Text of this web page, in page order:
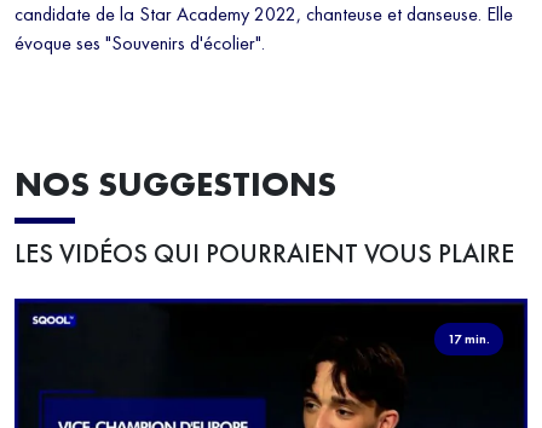
candidate de la Star Academy 2022, chanteuse et danseuse. Elle
évoque ses "Souvenirs d'écolier".
NOS SUGGESTIONS
LES VIDÉOS QUI POURRAIENT VOUS PLAIRE
17 min.